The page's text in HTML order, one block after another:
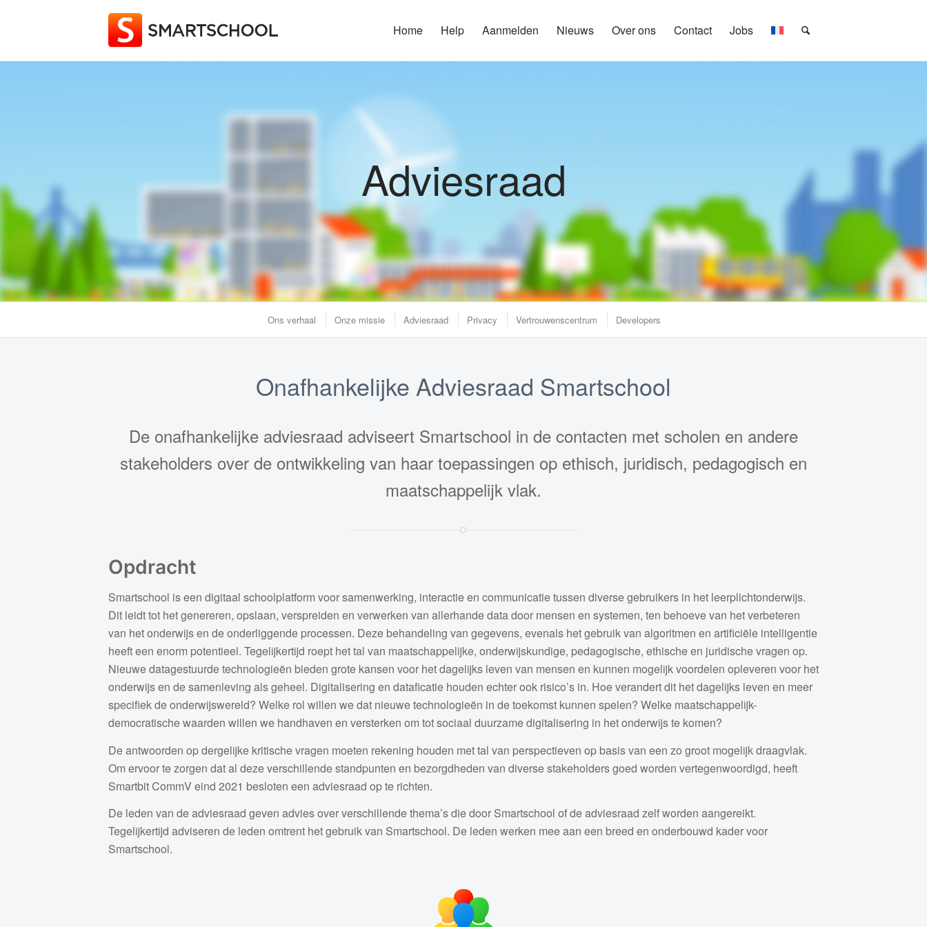
Home Help Aanmelden Nieuws Over ons Contact Jobs
Adviesraad
Ons verhaal Onze missie Adviesraad Privacy Vertrouwenscentrum Developers
Onafhankelijke Adviesraad Smartschool
De onafhankelijke adviesraad adviseert Smartschool in de contacten met scholen en andere
stakeholders over de ontwikkeling van haar toepassingen op ethisch, juridisch, pedagogisch en
maatschappelijk vlak.
Opdracht
Smartschool is een digitaal schoolplatform voor samenwerking, interactie en communicatie tussen diverse gebruikers in het leerplichtonderwijs.
Dit leidt tot het genereren, opslaan, verspreiden en verwerken van allerhande data door mensen en systemen, ten behoeve van het verbeteren
van het onderwijs en de onderliggende processen. Deze behandeling van gegevens, evenals het gebruik van algoritmen en artificiële intelligentie
heeft een enorm potentieel. Tegelijkertijd roept het tal van maatschappelijke, onderwijskundige, pedagogische, ethische en juridische vragen op.
Nieuwe datagestuurde technologieën bieden grote kansen voor het dagelijks leven van mensen en kunnen mogelijk voordelen opleveren voor het
onderwijs en de samenleving als geheel. Digitalisering en dataficatie houden echter ook risico’s in. Hoe verandert dit het dagelijks leven en meer
specifiek de onderwijswereld? Welke rol willen we dat nieuwe technologieën in de toekomst kunnen spelen? Welke maatschappelijk-
democratische waarden willen we handhaven en versterken om tot sociaal duurzame digitalisering in het onderwijs te komen?
De antwoorden op dergelijke kritische vragen moeten rekening houden met tal van perspectieven op basis van een zo groot mogelijk draagvlak.
Om ervoor te zorgen dat al deze verschillende standpunten en bezorgdheden van diverse stakeholders goed worden vertegenwoordigd, heeft
Smartbit CommV eind 2021 besloten een adviesraad op te richten.
De leden van de adviesraad geven advies over verschillende thema’s die door Smartschool of de adviesraad zelf worden aangereikt.
Tegelijkertijd adviseren de leden omtrent het gebruik van Smartschool. De leden werken mee aan een breed en onderbouwd kader voor
Smartschool.